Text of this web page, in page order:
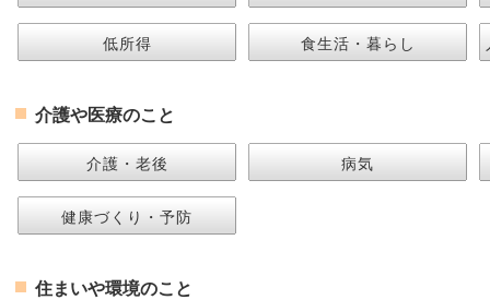
低所得 食生活・暮らし
介護や医療のこと
介護・老後 病気
健康づくり・予防
住まいや環境のこと